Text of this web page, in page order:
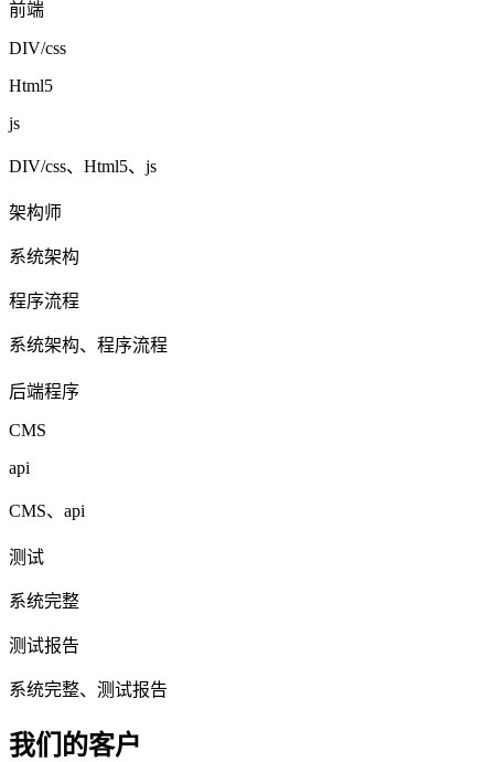
前端
DIV/css
Html5
js
DIV/css、Html5、js
架构师
系统架构
程序流程
系统架构、程序流程
后端程序
CMS
api
CMS、api
测试
系统完整
测试报告
系统完整、测试报告
我们的客户